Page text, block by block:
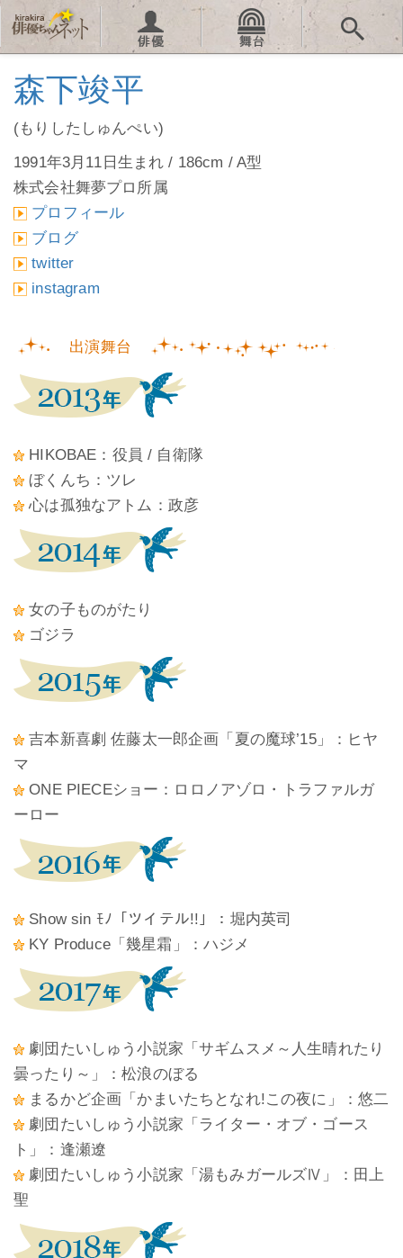
森下竣平
(もりしたしゅんぺい)
1991年3月11日生まれ / 186cm / A型
株式会社舞夢プロ所属
プロフィール
ブログ
twitter
instagram
出演舞台
HIKOBAE：役員 / 自衛隊
ぼくんち：ツレ
心は孤独なアトム：政彦
女の子ものがたり
ゴジラ
吉本新喜劇 佐藤太一郎企画「夏の魔球’15」：ヒヤ
マ
ONE PIECEショー：ロロノアゾロ・トラファルガ
ーロー
Show sin ﾓﾉ「ツイテル!!」：堀内英司
KY Produce「幾星霜」：ハジメ
劇団たいしゅう小説家「サギムスメ～人生晴れたり
曇ったり～」：松浪のぼる
まるかど企画「かまいたちとなれ!この夜に」：悠二
劇団たいしゅう小説家「ライター・オブ・ゴース
ト」：逢瀬遼
劇団たいしゅう小説家「湯もみガールズⅣ」：田上
聖